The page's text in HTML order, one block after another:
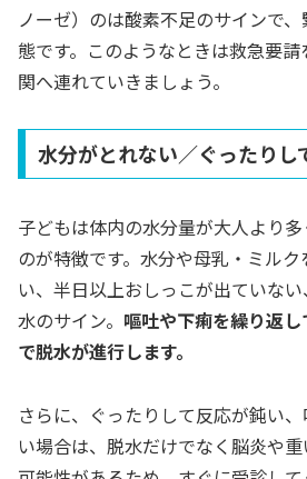
ノーゼ）のは酸素不足のサインで
態です。このようなときは救急要
関へ連れていきましょう。
水分がとれない／ぐったりし
子どもは体内の水分量が大人より
のが特徴です。水分や母乳・ミル
い、半日以上おしっこが出ていな
水のサイン。 嘔吐や下痢を繰り返
で脱水が進行します。
さらに、ぐったりして反応が鈍い
い場合は、脱水だけでなく脳炎や